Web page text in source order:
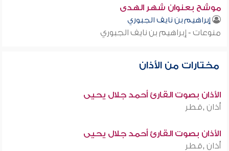
موشح بعنوان شهر الهدى
إبراهيم بن نايف الجبوري
منوعات - إبراهيم بن نايف الجبوري
مختارات من الأذان
الأذان بصوت القارئ أحمد جلال يحيى
أذان ,قطر
الأذان بصوت القارئ أحمد جلال يحيى
أذان ,قطر